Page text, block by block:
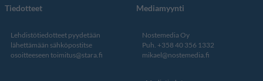
Tiedotteet
Lehdistötiedotteet pyydetään
lähettämään sähköpostitse
osoitteeseen toimitus@stara.fi
Mediamyynti
Nostemedia Oy
Puh. +358 40 356 1332
mikael@nostemedia.fi